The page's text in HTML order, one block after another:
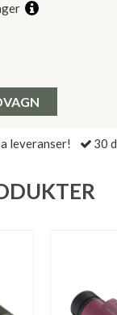
Pris:
leveranser! 30